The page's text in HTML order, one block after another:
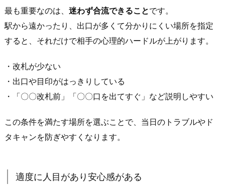
ち
合
わ
場
所」
に
通
件
最も重要なのは、 迷わず合流できることです。
駅から遠かったり、出口が多くて分かりにくい場所を指定
すると、それだけで相手の心理的ハードルが上がります。
・改札が少ない
・出口や目印がはっきりしている
・「〇〇改札前」「〇〇口を出てすぐ」など説明しやすい
この条件を満たす場所を選ぶことで、当日のトラブルやド
タキャンを防ぎやすくなります。
適度に人目があり安心感がある